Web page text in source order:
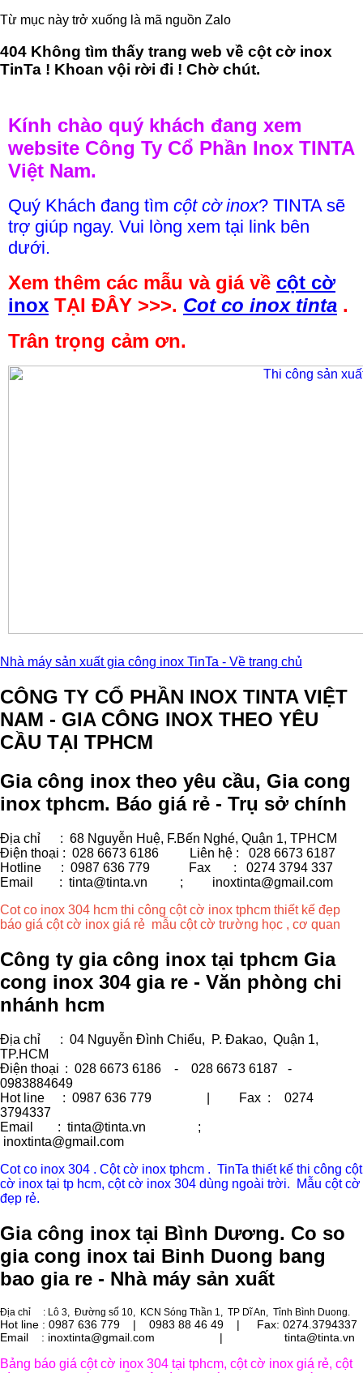
Từ mục này trở xuống là mã nguồn Zalo
404 Không tìm thấy trang web về cột cờ inox
TinTa ! Khoan vội rời đi ! Chờ chút.
Kính chào quý khách đang xem
website Công Ty Cổ Phần Inox TINTA
Việt Nam.
Quý Khách đang tìm cột cờ inox? TINTA sẽ
trợ giúp ngay. Vui lòng xem tại link bên
dưới.
Xem thêm các mẫu và giá về cột cờ
inox TẠI ĐÂY >>>. Cot co inox tinta .
Trân trọng cảm ơn.
Nhà máy sản xuất gia công inox TinTa - Về trang chủ
CÔNG TY CỔ PHẦN INOX TINTA VIỆT
NAM - GIA CÔNG INOX THEO YÊU
CẦU TẠI TPHCM
Gia công inox theo yêu cầu, Gia cong
inox tphcm. Báo giá rẻ - Trụ sở chính
Địa chỉ : 68 Nguyễn Huệ, F.Bến Nghé, Quận 1, TPHCM
Điện thoại : 028 6673 6186
Liên hệ : 028 6673 6187
Hotline : 0987 636 779 Fax
: 0274 3794 337
Email : tinta@tinta.vn ;
inoxtinta@gmail.com
Cot co inox 304 hcm thi công cột cờ inox tphcm thiết kế đẹp
báo giá cột cờ inox giá rẻ mẫu cột cờ trường học , cơ quan
Công ty gia công inox tại tphcm Gia
cong inox 304 gia re - Văn phòng chi
nhánh hcm
Địa chỉ
: 04 Nguyễn Đình Chiểu, P. Đakao, Quận 1,
TP.HCM
Điện thoại : 028 6673 6186 - 028 6673 6187 -
0983884649
Hot line
: 0987 636 779 | Fax :
0274
3794337
Email
: tinta@tinta.vn ;
inoxtinta@gmail.com
Cot co inox 304 . Cột cờ inox tphcm . TinTa thiết kế thi công cột
cờ inox tại tp hcm, cột cờ inox 304 dùng ngoài trời. Mẫu cột cờ
đẹp rẻ.
Gia công inox tại Bình Dương. Co so
gia cong inox tai Binh Duong bang
bao gia re - Nhà máy sản xuất
Địa chỉ : Lô 3, Đường số 10, KCN Sóng Thần 1, TP Dĩ An, Tỉnh Bình Duong.
Hot line : 0987 636 779 | 0983 88 46 49 |
Fax: 0274.3794337
Email : inoxtinta@gmail.com | tinta@tinta.vn
Bảng báo giá cột cờ inox 304 tại tphcm, cột cờ inox giá rẻ, cột